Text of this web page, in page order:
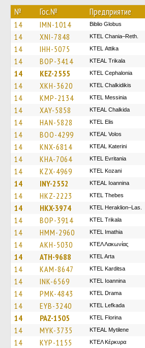
№ Гос.№ Предприятие
14 IMN-1014 Biblio Globus
14 XNI-7848 KTEL Chania–Reth.
14 IHH-5075 KΤΕL Αttika
14 BOP-3414 KTEAL Trikala
14 KEZ-2555 KTEL Cephalonia
14 XKH-3620 ΚΤΕL Chalkidikis
14 KMP-2134 KTEL Messinia
14 XAY-5858 KTEAL Chalkida
14 HAN-5828 KTEL Elis
14 BOO-4299 KTEAL Volos
14 KNX-6814 KTEAL Katerini
14 KHA-7064 ΚΤΕL Evritania
14 KZX-4969 ΚΤΕL Kozani
14 INY-2552 KTEAL Ioannina
14 HKZ-2223 KTEL Thebes
14 HKX-3974 KTEL Heraklion–Las.
14 BOP-3914 ΚΤΕL Τrikala
14 HMM-2960 KTEL Imathia
14 AKH-5030 ΚΤΕΛ Λακωνίας
14 ATH-9688 KTEL Arta
14 KAM-8647 ΚΤΕL Karditsa
14 INK-6569 KTEL Ioannina
14 PMK-4843 KTEL Drama
14 EYB-3240 KTEL Lefkada
14 PAZ-1505 KTEL Florina
14 MYK-3735 KTEAL Mytilene
14 KYP-1155 ΚΤΕΛ Κέρκυρα